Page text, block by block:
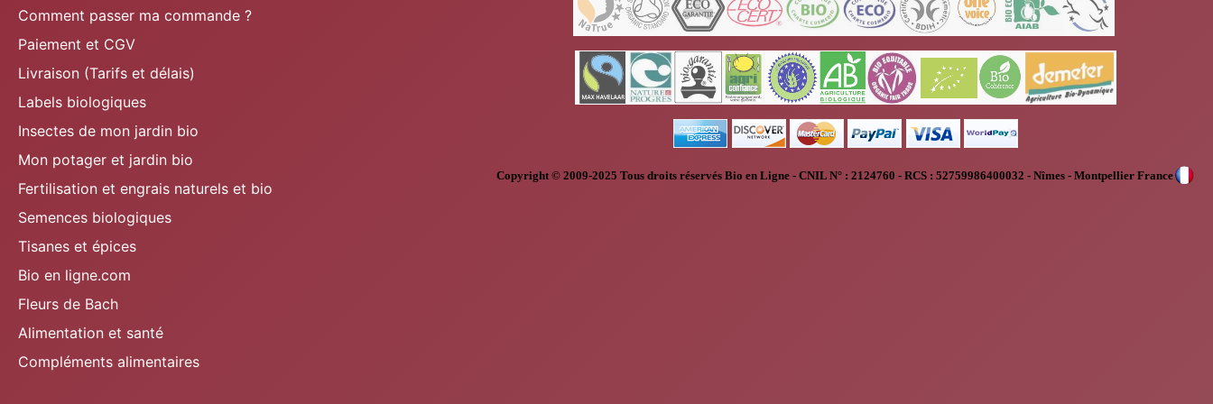
Comment passer ma commande ?
Paiement et CGV
Livraison (Tarifs et délais)
Labels biologiques
Insectes de mon jardin bio
Mon potager et jardin bio
Fertilisation et engrais naturels et bio
Semences biologiques
Tisanes et épices
Bio en ligne.com
Fleurs de Bach
Alimentation et santé
Compléments alimentaires
Copyright © 2009-2025 Tous droits réservés Bio en Ligne - CNIL N° : 2124760 - RCS : 52759986400032 - Nîmes - Montpellier France